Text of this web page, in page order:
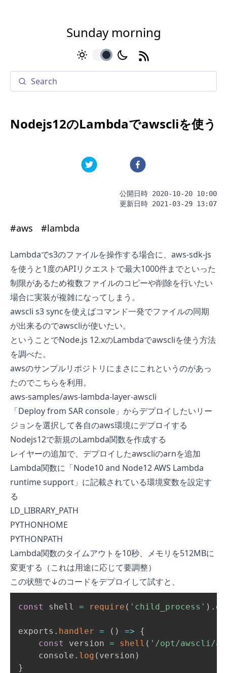
Sunday morning
toggle
Nodejs12のLambdaでawscliを使う
公開日時 2020-10-20 10:00
更新日時 2021-03-29 13:07
#aws #lambda
Lambdaでs3のファイルを操作する場合に、 aws-sdk-js
を使うと1度のAPIリクエストで最大1000件までといった
制限があるため複数ファイルのコピーや削除を行いたい
場合に実装が複雑になってしまう。
awscli s3syncを使えばコマンド一発でファイルの同期
が出来るのでawscliが使いたい。
ということでNode.js 12.xのLambdaでawscliを使う方法
を調べた。
awsのサンプルリポジトリにまさにこれというのがあっ
たのでこちらを利用。
aws-samples/aws-lambda-layer-awscli
「Deploy from SAR console 」からデプロイしたいリー
ジョンを選択して各自のaws環境にデプロイする
Nodejs12で新規のLambda関数を作成する
レイヤーの追加で、デプロイしたawscliのarnを追加
Lambda関数に「Node10 and Node12 AWS Lambda
runtime support 」に記載されている環境変数を設定す
る
LD_LIBRARY_PATH
PYTHONHOME
PYTHONPATH
Lambda関数のタイムアウトを10秒、メモリを512MBに
変更する（これは用途に応じて要調整）
この状態で↓のコードをデプロイして試すと、
const shell = require ( 'child_process' ) .
exports . handler = ( ) =>
{
const
version = shell ( '/opt/awscli/
    console
. log ( version )
}